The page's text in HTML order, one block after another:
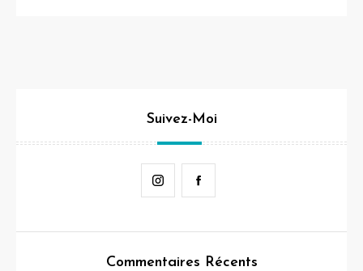
Suivez-Moi
Instagram
Commentaires Récents